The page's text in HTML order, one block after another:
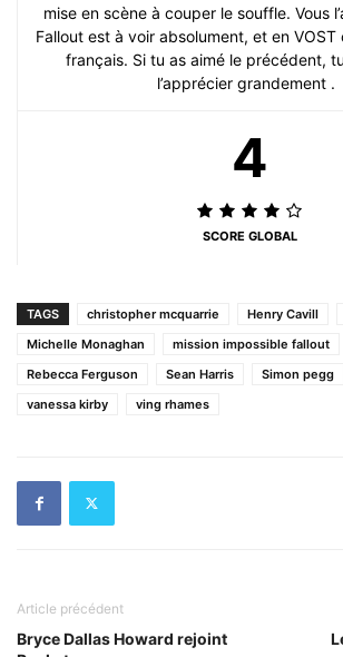
mise en scène à couper le souffle. Vous
Fallout est à voir absolument, et en VOST
français. Si tu as aimé le précédent,
l’apprécier grandement .
4
SCORE GLOBAL
TAGS christopher mcquarrie Henry Cavill
Michelle Monaghan
mission impossible fallout
Rebecca Ferguson
Sean Harris Simon pegg
vanessa kirby
ving rhames
Article précédent
Bryce Dallas Howard rejoint